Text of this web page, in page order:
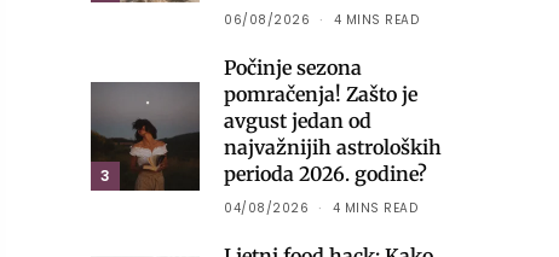
06/08/2026 4 MINS READ
3
Počinje sezona
pomračenja! Zašto je
avgust jedan od
najvažnijih astroloških
perioda 2026. godine?
04/08/2026 4 MINS READ